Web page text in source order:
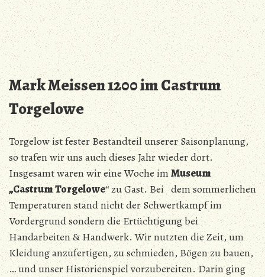
Mark Meissen 1200 im Castrum
Torgelowe
Torgelow ist fester Bestandteil unserer Saisonplanung,
so trafen wir uns auch dieses Jahr wieder dort.
Insgesamt waren wir eine Woche imMuseum
„Castrum Torgelowe“ zu Gast. Bei dem sommerlichen
Temperaturen stand nicht der Schwertkampf im
Vordergrund sondern die Ertüchtigung bei
Handarbeiten & Handwerk. Wir nutzten die Zeit, um
Kleidung anzufertigen, zu schmieden, Bögen zu bauen,
… und unser Historienspiel vorzubereiten. Darin ging